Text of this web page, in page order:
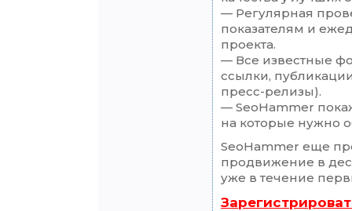
— Регулярная
показателям и
проекта.
— Все известные
ссылки,
пресс-релизы).
— SeoHammer
на которые нужно
SeoHammer еще
продвижение в
уже в течение